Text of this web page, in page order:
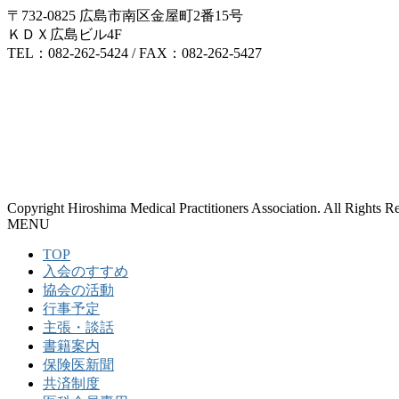
〒732-0825 広島市南区金屋町2番15号
ＫＤＸ広島ビル4F
TEL：082-262-5424 / FAX：082-262-5427
Copyright Hiroshima Medical Practitioners Association. All Rights
MENU
TOP
入会のすすめ
協会の活動
行事予定
主張・談話
書籍案内
保険医新聞
共済制度